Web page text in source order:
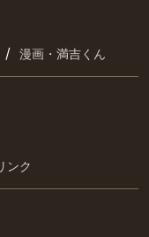
/ 漫画・満吉くん
ンク